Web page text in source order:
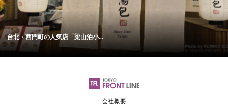
台北・西門町の人気店「梁山泊小...
会社概要